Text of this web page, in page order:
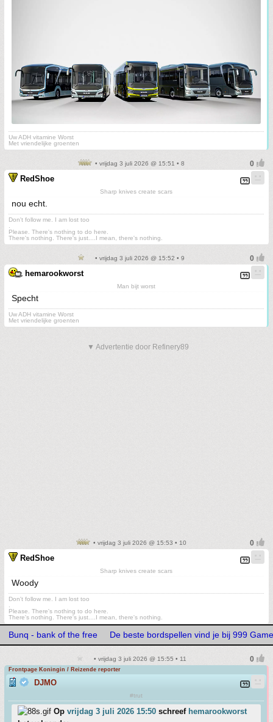
Uw ADH vitamine Worst
Met vriendelijke groenten
• vrijdag 3 juli 2026 @ 15:51 • 8
RedShoe
Sharp knives create scars
nou echt.
Don't follow me. I am lost too
Please. There's nothing to do here.
There's nothing. There's just....I mean, there's nothing.
• vrijdag 3 juli 2026 @ 15:52 • 9
hemarookworst
Man bijt worst
Specht
Uw ADH vitamine Worst
Met vriendelijke groenten
▼ Advertentie door Refinery89
• vrijdag 3 juli 2026 @ 15:53 • 10
RedShoe
Sharp knives create scars
Woody
Don't follow me. I am lost too
Please. There's nothing to do here.
There's nothing. There's just....I mean, there's nothing.
Bunq - bank of the free De beste bordspellen vind je bij 999
• vrijdag 3 juli 2026 @ 15:55 • 11
Frontpage Koningin / Reizende reporter
DJMO
#trut
Op vrijdag 3 juli 2026 15:50 schreef hemarookworst